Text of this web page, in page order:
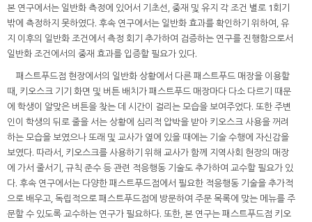
본 연구에서는 일반화 측정에 있어서 기초선, 중재 및 유지 각 조건 별로 1회기
밖에 측정하지 못하였다. 후속 연구에서는 일반화 효과를 확인하기 위하여, 유
지 이후의 일반화 조건에서 측정 회기 추가하여 검증하는 연구를 진행함으로서
일반화 조건에서의 중재 효과를 입증할 필요가 있다.
패스트푸드점 현장에서의 일반화 상황에서 다른 패스트푸드 매장을 이용할
때, 키오스크 기기 화면 및 버튼 배치가 패스트푸드 매장마다 다소 다르기 때문
에 학생이 알맞은 버튼을 찾는 데 시간이 걸리는 모습을 보여주었다. 또한 주변
인이 학생의 뒤로 줄을 서는 상황에 심리적 압박을 받아 키오스크 사용을 꺼려
하는 모습을 보였으나 또래 및 교사가 옆에 있을 때에는 기술 수행에 자신감을
보였다. 따라서, 키오스크를 사용하기 위해 교사가 함께 지역사회 현장의 매장
에 가서 줄서기, 규칙 준수 등 관련 적응행동 기술도 추가하여 교수할 필요가 있
다. 후속 연구에서는 다양한 패스트푸드점에서 필요한 적응행동 기술을 추가적
으로 배우고, 독립적으로 패스트푸드점에 방문하여 주문 목록에 맞는 메뉴를 주
문할 수 있도록 교수하는 연구가 필요하다. 또한, 본 연구는 패스트푸드점 키오